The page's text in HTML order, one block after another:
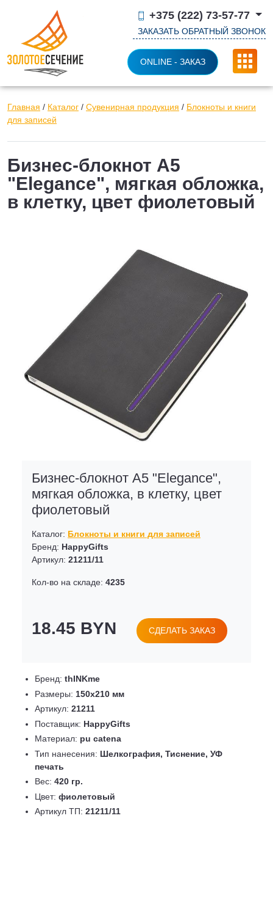
+375 (222) 73-57-77
ЗАКАЗАТЬ ОБРАТНЫЙ ЗВОНОК
ONLINE - ЗАКАЗ
Главная / Каталог / Сувенирная продукция / Блокноты и книги
для записей
Бизнес-блокнот А5
"Elegance", мягкая обложка,
в клетку, цвет фиолетовый
Бизнес-блокнот А5 "Elegance",
мягкая обложка, в клетку, цвет
фиолетовый
Каталог: Блокноты и книги для записей
Бренд: HappyGifts
Артикул: 21211/11
Кол-во на складе: 4235
18.45 BYN СДЕЛАТЬ ЗАКАЗ
Бренд: thINKme
Размеры: 150х210 мм
Артикул: 21211
Поставщик: HappyGifts
Материал: pu catena
Тип нанесения: Шелкография, Тиснение, УФ
печать
Вес: 420 гр.
Цвет: фиолетовый
Артикул ТП: 21211/11